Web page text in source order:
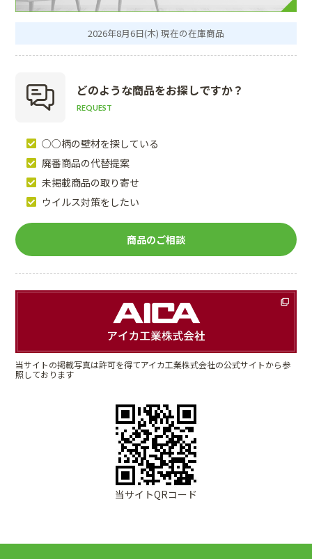
2026年8月6日(木) 現在の在庫商品
どのような商品をお探しですか？
REQUEST
○○柄の壁材を探している
廃番商品の代替提案
未掲載商品の取り寄せ
ウイルス対策をしたい
商品のご相談
当サイトの掲載写真は許可を得てアイカ工業株式会社の公式サイトから参
照しております
当サイトQRコード